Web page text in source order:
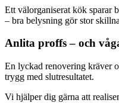
Ett välorganiserat kök sparar
– bra belysning gör stor
Anlita proffs – och
En lyckad renovering kräver
trygg med slutresultatet.
Vi hjälper dig gärna att